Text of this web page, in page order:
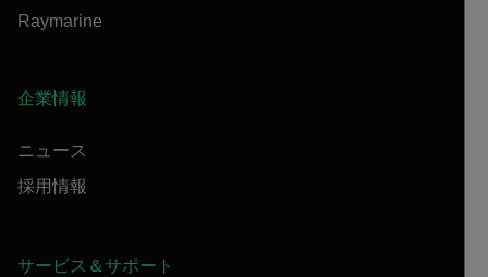
Raymarine
企業情報
ニュース
採用情報
サービス＆サポート